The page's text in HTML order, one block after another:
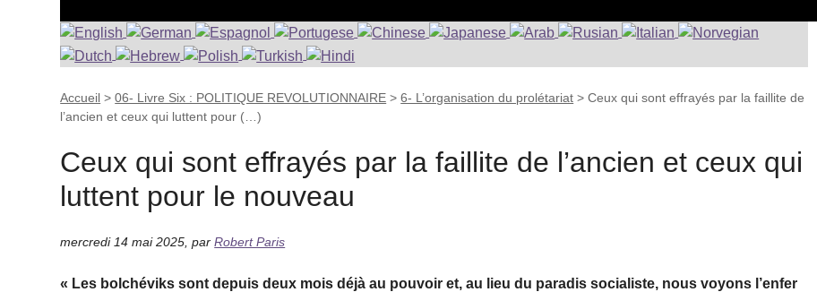
Accueil >06- Livre Six : POLITIQUE REVOLUTIONNAIRE >6- L’organisation du prolétariat >Ceux qui sont effrayés par la faillite de
l’ancien et ceux qui luttent pour (…)
Ceux qui sont effrayés par la faillite de l’ancien et ceux qui
luttent pour le nouveau
mercredi 14 mai 2025 ,parRobert Paris
« Les bolchéviks sont depuis deux mois déjà au pouvoir et, au lieu du paradis socialiste, nous voyons l’enfer